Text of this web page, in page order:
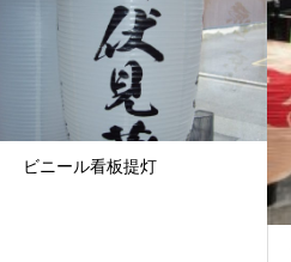
ビニール看板提灯